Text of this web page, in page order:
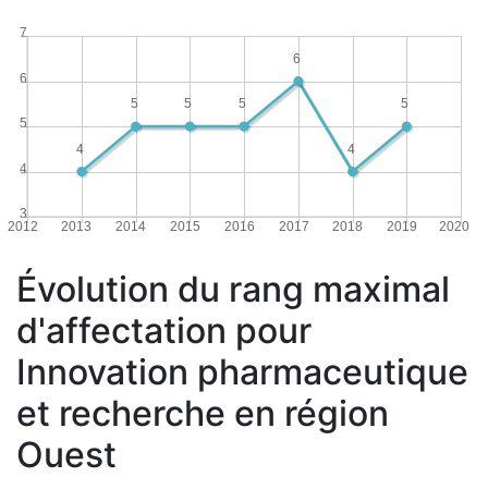
2012 2013 2014 2015 2016 2017 2018 2019 2020
3
4
5
6
7
5
4
6
5
5
5
4
Évolution du rang maximal
d'affectation pour
Innovation pharmaceutique
et recherche en région
Ouest